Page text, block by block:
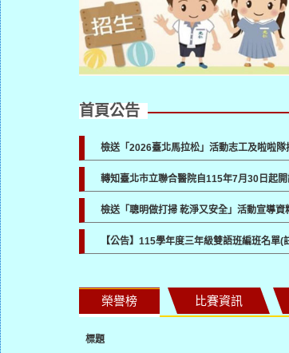
首頁公告
檢送「2026臺北馬拉松」活動志工及啦啦
轉知臺北市立聯合醫院自115年7月30日起
檢送「聰明做打掃 乾淨又安全」活動宣導資
【公告】115學年度三年級雙語班編班名單(
榮譽榜 比賽資訊
標題